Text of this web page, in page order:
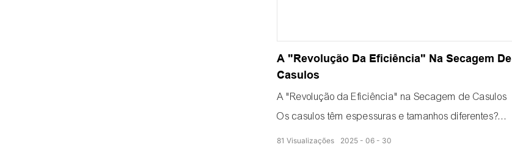
A "Revolução Da Eficiência" Na Secagem De
Casulos
A "Revolução da Eficiência" na Secagem de Casulos
Os casulos têm espessuras e tamanhos diferentes?
Tecnologia de distribuição de ar com pressão negativa
2025 06 30
81 Visualizações